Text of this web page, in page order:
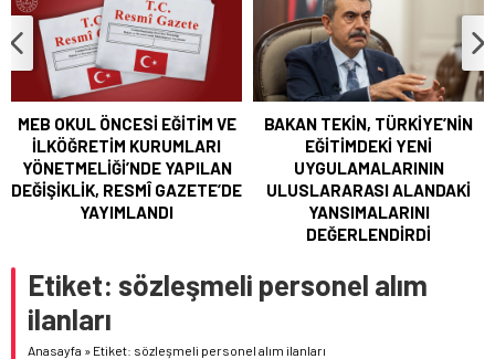
MEB OKUL ÖNCESİ EĞİTİM VE
İLKÖĞRETİM KURUMLARI
YÖNETMELİĞİ’NDE YAPILAN
DEĞİŞİKLİK, RESMÎ GAZETE’DE
YAYIMLANDI
BAKAN TEKİN, TÜRKİYE’NİN
EĞİTİMDEKİ YENİ
UYGULAMALARININ
ULUSLARARASI ALANDAKİ
YANSIMALARINI
DEĞERLENDİRDİ
Etiket: sözleşmeli personel alım
ilanları
Anasayfa » Etiket: sözleşmeli personel alım ilanları